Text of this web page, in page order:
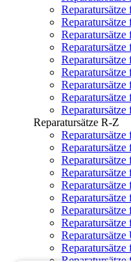
Reparatursätze
Reparatursätze R-Z
Reparatursätze
Reparatursätze
Reparatursätze
Reparatursätze
Reparatursätze